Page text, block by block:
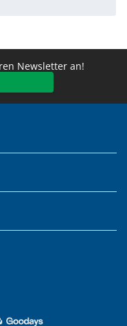
Newsletter an!